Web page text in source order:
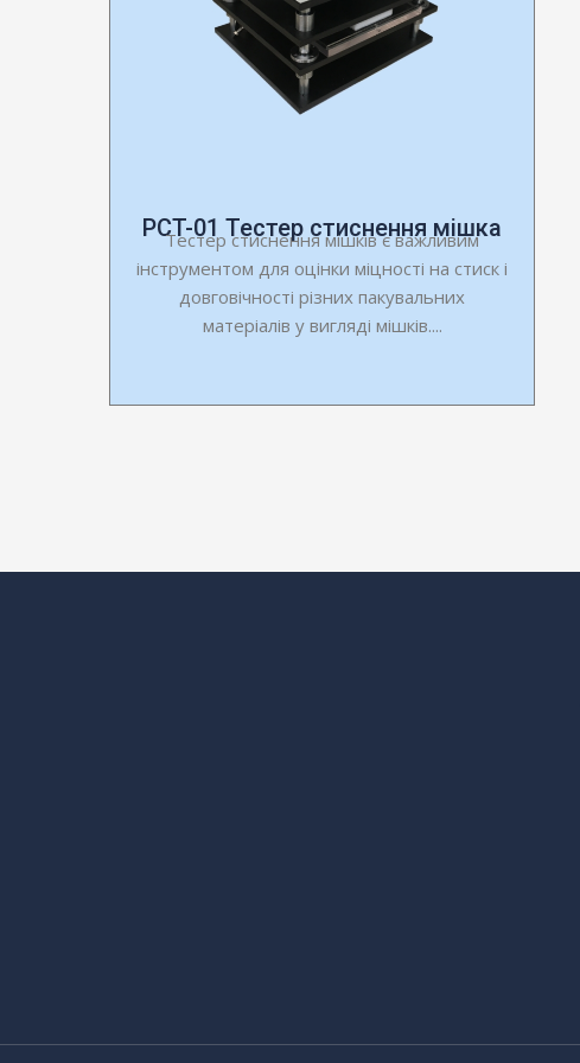
PCT-01 Тестер стиснення мішка
Тестер стиснення мішків є важливим
інструментом для оцінки міцності на стиск і
довговічності різних пакувальних
матеріалів у вигляді мішків....